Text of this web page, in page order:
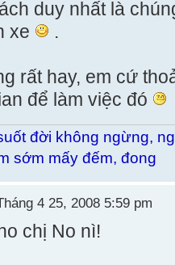
duy nhất là
xe
.
rất hay, em cứ
để làm việc đó
đời không ngừng,
sớm mấy đếm, đong
4 25, 2008 5:59 pm
chị No nì!